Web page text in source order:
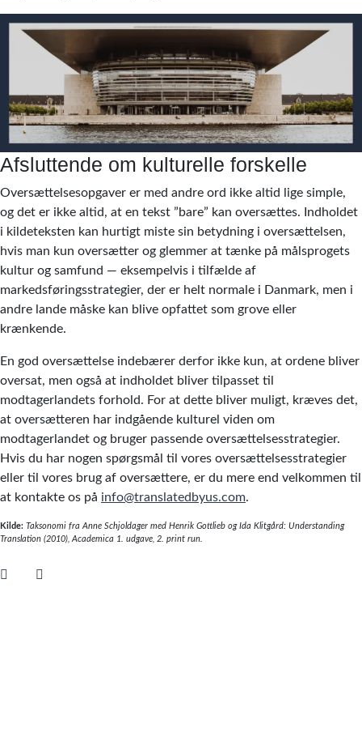
Afsluttende om kulturelle forskelle
Oversættelsesopgaver er med andre ord ikke altid lige simple,
og det er ikke altid, at en tekst ”bare” kan oversættes. Indholdet
i kildeteksten kan hurtigt miste sin betydning i oversættelsen,
hvis man kun oversætter og glemmer at tænke på målsprogets
kultur og samfund — eksempelvis i tilfælde af
markedsføringsstrategier, der er helt normale i Danmark, men i
andre lande måske kan blive opfattet som grove eller
krænkende.
En god oversættelse indebærer derfor ikke kun, at ordene bliver
oversat, men også at indholdet bliver tilpasset til
modtagerlandets forhold. For at dette bliver muligt, kræves det,
at oversætteren har indgående kulturel viden om
modtagerlandet og bruger passende oversættelsesstrategier.
Hvis du har nogen spørgsmål til vores oversættelsesstrategier
eller til vores brug af oversættere, er du mere end velkommen til
at kontakte os på info@translatedbyus.com.
Kilde: Taksonomi fra Anne Schjoldager med Henrik Gottlieb og Ida Klitgård: Understanding
Translation (2010), Academica 1. udgave, 2. print run.